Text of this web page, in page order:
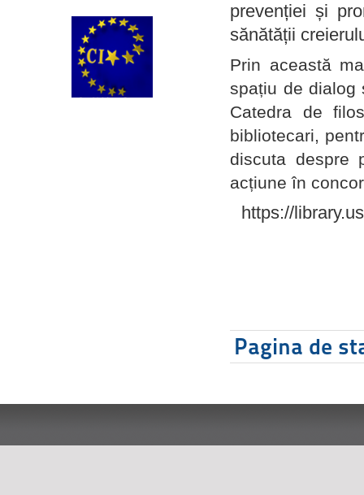
prevenției și
sănătății
Prin această
spațiu de dialog
Catedra de
bibliotecari,
discuta despre
acțiune în
https://
Pagina de